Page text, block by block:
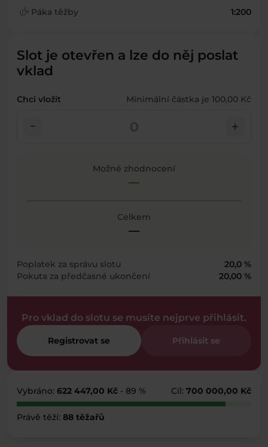
finance_mode Páka těžby 1:200
Slot je otevřen a lze do něj poslat
vklad
Chci vložit Minimální částka je 100,00 Kč
check_indeterminate_small add
Možné zhodnocení
—
Celkem
—
Poplatek za správu slotu
20,0 %
Pokuta za předčasné ukončení
20,00 %
Pro vklad do slotu se musíte nejprve přihlásit.
Registrovat se Přihlásit se
Vybráno: 622 447,00 Kč - 89 % Cíl: 700 000,00 Kč
Právě těží: 88 těžařů